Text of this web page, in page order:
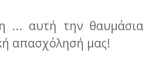
... αυτή την θαυμάσια
απασχόλησή μας!